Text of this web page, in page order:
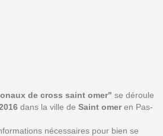
de cross saint omer" se déroule
dans la ville de Saint omeren Pas-
nécessaires pour bien se